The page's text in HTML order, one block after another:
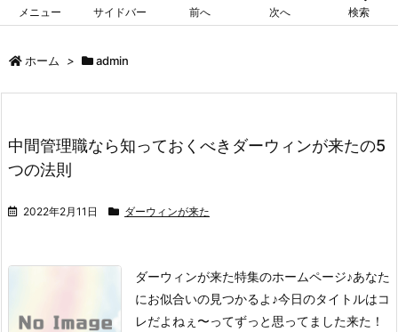
メニュー サイドバー 前へ 次へ 検索
ホーム > admin
中間管理職なら知っておくべきダーウィンが来たの5
つの法則
2022年2月11日 ダーウィンが来た
ダーウィンが来た特集のホームページ♪あなた
にお似合いの見つかるよ♪今日のタイトルはコ
レだよねぇ〜ってずっと思ってました来た！